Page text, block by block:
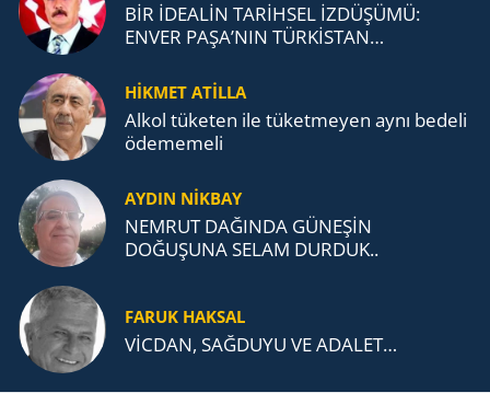
BİR İDEALİN TARİHSEL İZDÜŞÜMÜ:
ENVER PAŞA’NIN TÜRKİSTAN
TEŞKİLATI’NA UZANAN MİRASI
HİKMET ATİLLA
Alkol tü­ke­ten ile tü­ket­me­yen aynı be­de­li
öde­me­me­li
AYDIN NİKBAY
NEMRUT DAĞINDA GÜNEŞİN
DOĞUŞUNA SELAM DURDUK..
FARUK HAKSAL
VİCDAN, SAĞ­DU­YU VE ADA­LET…